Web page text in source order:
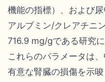
機能の指標）、および
アルブミン/クレアチニ
716.9 mg/gである研究
これらのパラメータは
有意な腎臓の損傷を示唆